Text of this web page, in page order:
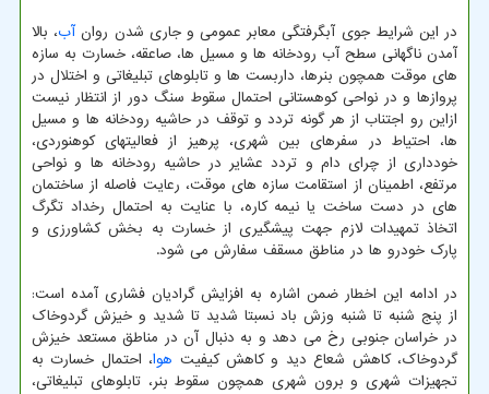
در این شرایط جوی آبگرفتگی معابر عمومی و جاری شدن روانآب، بالا
آمدن ناگهانی سطح آب رودخانه ها و مسیل ها، صاعقه، خسارت به سازه
های موقت همچون بنرها، داربست ها و تابلوهای تبلیغاتی و اختلال در
پروازها و در نواحی کوهستانی احتمال سقوط سنگ دور از انتظار نیست
ازاین رو اجتناب از هر گونه تردد و توقف در حاشیه رودخانه ها و مسیل
ها، احتیاط در سفرهای بین شهری، پرهیز از فعالیتهای کوهنوردی،
خودداری از چرای دام و تردد عشایر در حاشیه رودخانه ها و نواحی
مرتفع، اطمینان از استقامت سازه های موقت، رعایت فاصله از ساختمان
های در دست ساخت یا نیمه کاره، با عنایت به احتمال رخداد تگرگ
اتخاذ تمهیدات لازم جهت پیشگیری از خسارت به بخش کشاورزی و
پارک خودرو ها در مناطق مسقف سفارش می شود.
در ادامه این اخطار ضمن اشاره به افزایش گرادیان فشاری آمده است:
از پنج شنبه تا شنبه وزش باد نسبتا شدید تا شدید و خیزش گردوخاک
در خراسان جنوبی رخ می دهد و به دنبال آن در مناطق مستعد خیزش
گردوخاک، کاهش شعاع دید و کاهش کیفیت هوا، احتمال خسارت به
تجهیزات شهری و برون شهری همچون سقوط بنر، تابلوهای تبلیغاتی،